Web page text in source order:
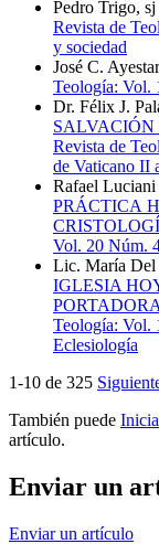
Pedro Trigo, sj
Revista de
y sociedad
José C.
Teología: Vol.
Dr. Félix J.
Revista de
de Vaticano II
Rafael Luciani
PRÁCTICA
Vol. 20 Núm.
Lic. María Del
IGLESIA
Teología: Vol.
Eclesiología
1-10 de 325
También puede
artículo.
Enviar un
Enviar un artículo